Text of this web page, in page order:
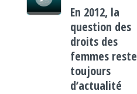
En 2012, la
question des
droits des
femmes reste
toujours
d’actualité